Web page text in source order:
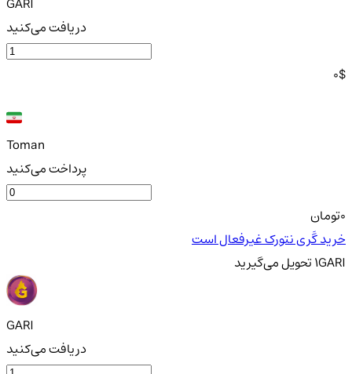
دریافت می‌کنید
0$
Toman
پرداخت می‌کنید
تومان
خرید گَری نتورک غیرفعال است
1GARIتحویلمی‌گیرید
GARI
دریافت می‌کنید